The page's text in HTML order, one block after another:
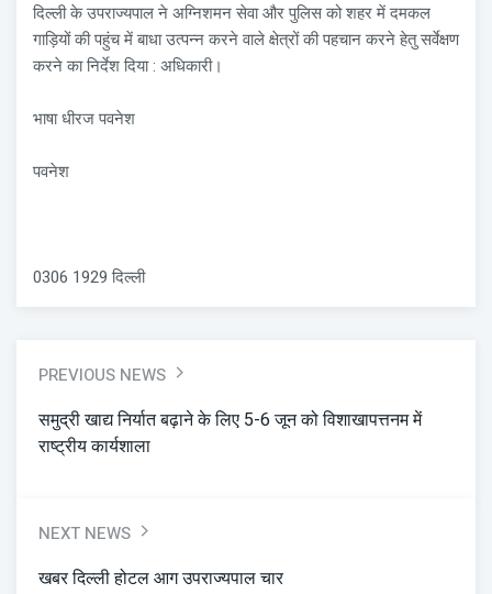
दिल्ली के उपराज्यपाल ने अग्निशमन सेवा और पुलिस को शहर में दमकल
गाड़ियों की पहुंच में बाधा उत्पन्न करने वाले क्षेत्रों की पहचान करने हेतु सर्वेक्षण
करने का निर्देश दिया : अधिकारी।
भाषा धीरज पवनेश
पवनेश
0306 1929 दिल्ली
PREVIOUS NEWS
समुद्री खाद्य निर्यात बढ़ाने के लिए 5-6 जून को विशाखापत्तनम में
राष्ट्रीय कार्यशाला
NEXT NEWS
खबर दिल्ली होटल आग उपराज्यपाल चार